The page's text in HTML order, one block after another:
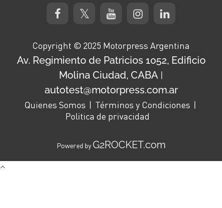
Copyright © 2025 Motorpress Argentina
Av. Regimiento de Patricios 1052, Edificio
Molina Ciudad, CABA |
autotest@motorpress.com.ar
Quienes Somos
Términos y Condiciones
Politica de privacidad
Powered byG2ROCKET.com